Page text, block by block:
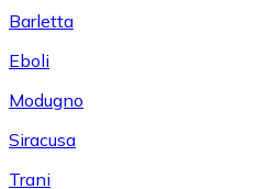
Barletta
Eboli
Modugno
Siracusa
Trani